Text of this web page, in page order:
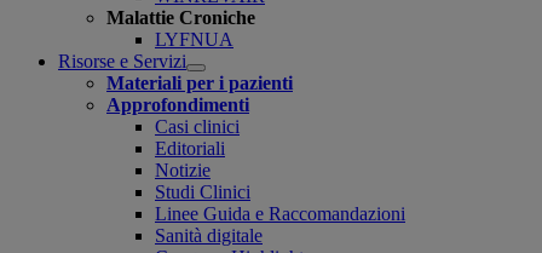
Malattie Croniche
LYFNUA
Risorse e Servizi
Open
submenu
Materiali per i pazienti
Approfondimenti
Casi clinici
Editoriali
Notizie
Studi Clinici
Linee Guida e Raccomandazioni
Sanità digitale